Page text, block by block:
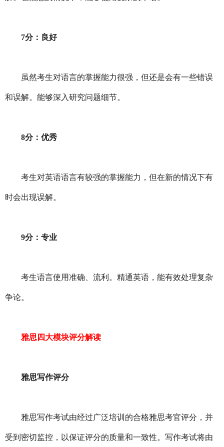
7分：良好
虽然考生对语言的掌握能力很强，但还是会有一些错误
和误解。能够深入研究问题细节。
8分：优秀
考生对英语语言有较强的掌握能力，但在新的情况下有
时会出现误解。
9分：专业
考生语言使用准确、流利。精通英语，能有效处理复杂
争论。
雅思四大模块评分解读
雅思写作评分
雅思写作考试由经过广泛培训的合格雅思考官评分，并
受到密切监控，以保证评分的质量和一致性。写作考试将由